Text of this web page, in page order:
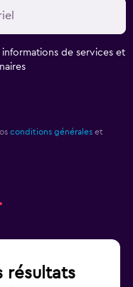
de services et
conditions générales et
résultats